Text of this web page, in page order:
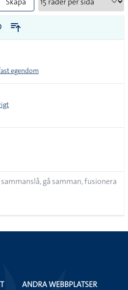
PDF
egendom
sammanslå, gå samman, fusionera
ANDRA WEBBPLATSER